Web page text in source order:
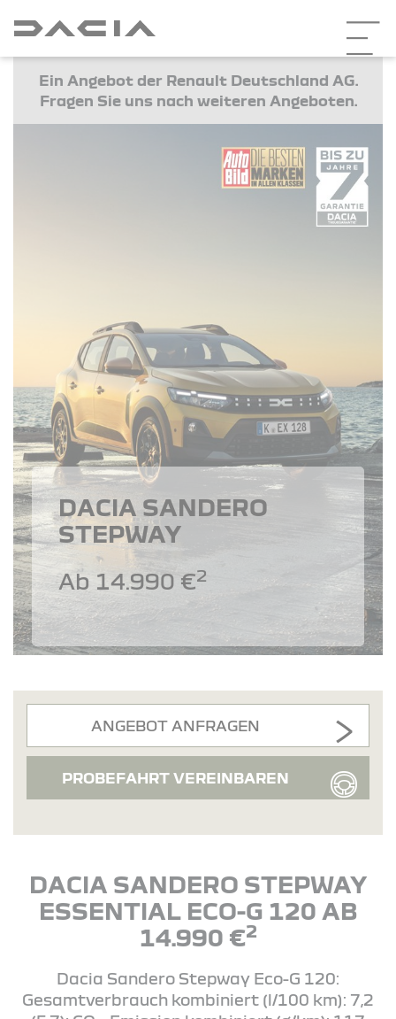
Ein Angebot der Renault Deutschland AG.
Fragen Sie uns nach weiteren Angeboten.
DACIA SANDERO
STEPWAY
Ab 14.990 €2
ANGEBOT ANFRAGEN
PROBEFAHRT VEREINBAREN
DACIA SANDERO STEPWAY
ESSENTIAL ECO-G 120 AB
14.990 €2
Dacia Sandero Stepway Eco-G 120:
Gesamtverbrauch kombiniert (l/100 km): 7,2